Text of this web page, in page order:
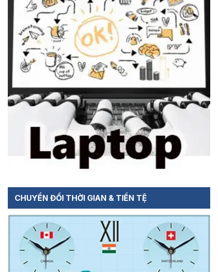
CHUYỂN ĐỔI THỜI GIAN & TIỀN TỆ